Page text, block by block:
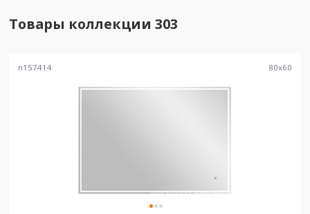
Товары коллекции 303
n157414 80x60